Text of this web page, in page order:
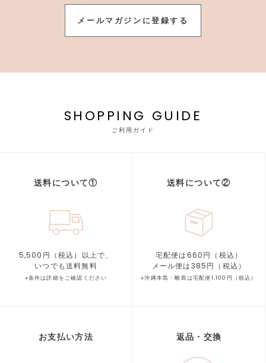
メールマガジンに登録する
SHOPPING GUIDE
ご利用ガイド
送料について①
5,500円（税込）以上で、
いつでも送料無料
※条件は詳細をご確認ください
送料について②
宅配便は660円（税込）
メール便は385円（税込）
※沖縄本島・離島は宅配便1,100円（税込）
お支払い方法 返品・交換